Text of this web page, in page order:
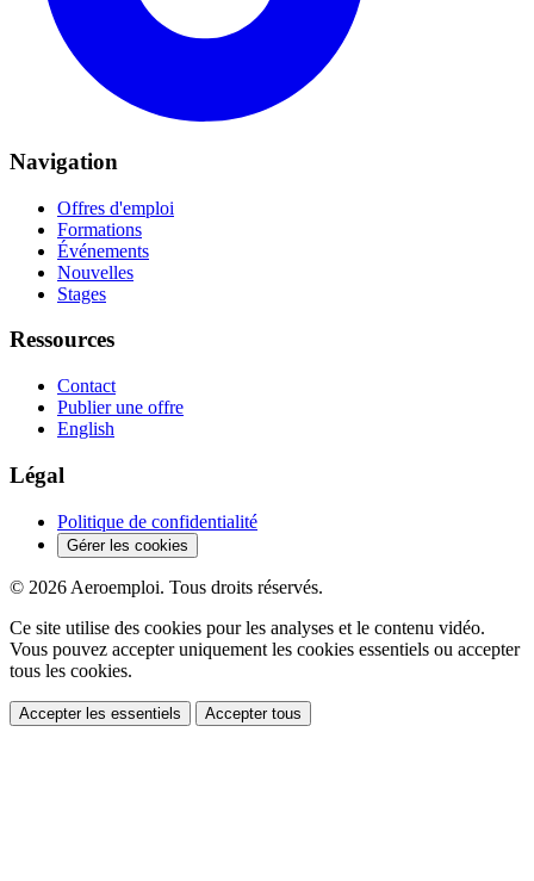
Navigation
Offres d'emploi
Formations
Événements
Nouvelles
Stages
Ressources
Contact
Publier une offre
English
Légal
Politique de confidentialité
Gérer les cookies
© 2026 Aeroemploi. Tous droits réservés.
Ce site utilise des cookies pour les analyses et le contenu vidéo.
Vous pouvez accepter uniquement les cookies essentiels ou accepter
tous les cookies.
Accepter les essentiels Accepter tous